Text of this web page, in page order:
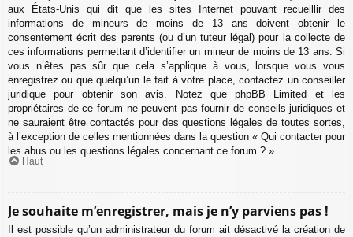
aux États-Unis qui dit que les sites Internet pouvant recueillir des
informations de mineurs de moins de 13 ans doivent obtenir le
consentement écrit des parents (ou d’un tuteur légal) pour la collecte de
ces informations permettant d’identifier un mineur de moins de 13 ans. Si
vous n’êtes pas sûr que cela s’applique à vous, lorsque vous vous
enregistrez ou que quelqu’un le fait à votre place, contactez un conseiller
juridique pour obtenir son avis. Notez que phpBB Limited et les
propriétaires de ce forum ne peuvent pas fournir de conseils juridiques et
ne sauraient être contactés pour des questions légales de toutes sortes,
à l’exception de celles mentionnées dans la question « Qui contacter pour
les abus ou les questions légales concernant ce forum ? ».
Haut
Je souhaite m’enregistrer, mais je n’y parviens pas !
Il est possible qu’un administrateur du forum ait désactivé la création de